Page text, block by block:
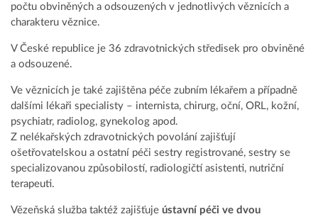
počtu obviněných a odsouzených v jednotlivých věznicích a
charakteru věznice.
V České republice je 36 zdravotnických středisek pro obviněné
a odsouzené.
Ve věznicích je také zajištěna péče zubním lékařem a případně
dalšími lékaři specialisty – internista, chirurg, oční, ORL, kožní,
psychiatr, radiolog, gynekolog apod.
Z nelékařských zdravotnických povolání zajišťují
ošetřovatelskou a ostatní péči sestry registrované, sestry se
specializovanou způsobilostí, radiologičtí asistenti, nutriční
terapeuti.
Vězeňská služba taktéž zajišťuje ústavní péči ve dvou